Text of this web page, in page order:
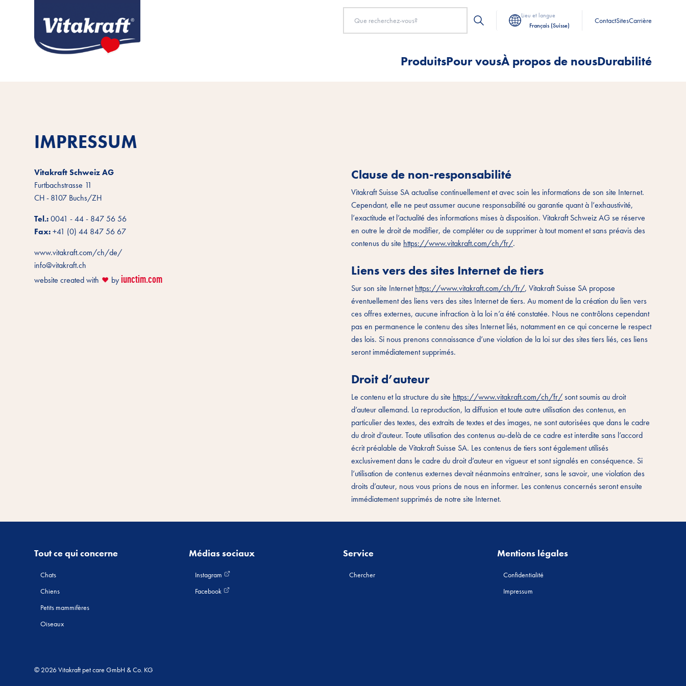
Lieu et langue
Français (Suisse)
ContactSitesCarrière
ProduitsPour vousÀ propos de nousDurabilité
IMPRESSUM
Vitakraft Schweiz AG
Furtbachstrasse 11
CH - 8107 Buchs/ZH
Tel.:0041 - 44 - 847 56 56
Fax:+41 (0) 44 847 56 67
www.vitakraft.com/ch/de/
info@vitakraft.ch
website created with ❤️ by iunctim.com
Clause de non-responsabilité
Vitakraft Suisse SA actualise continuellement et avec soin les informations de son site Internet.
Cependant, elle ne peut assumer aucune responsabilité ou garantie quant à l’exhaustivité,
l’exactitude et l’actualité des informations mises à disposition. Vitakraft Schweiz AG se réserve
en outre le droit de modifier, de compléter ou de supprimer à tout moment et sans préavis des
contenus du site https://www.vitakraft.com/ch/fr/.
Liens vers des sites Internet de tiers
Sur son site Internethttps://www.vitakraft.com/ch/fr/, Vitakraft Suisse SA propose
éventuellement des liens vers des sites Internet de tiers. Au moment de la création du lien vers
ces offres externes, aucune infraction à la loi n’a été constatée. Nous ne contrôlons cependant
pas en permanence le contenu des sites Internet liés, notamment en ce qui concerne le respect
des lois. Si nous prenons connaissance d’une violation de la loi sur des sites tiers liés, ces liens
seront immédiatement supprimés.
Droit d’auteur
Le contenu et la structure du site https://www.vitakraft.com/ch/fr/sont soumis au droit
d’auteur allemand. La reproduction, la diffusion et toute autre utilisation des contenus, en
particulier des textes, des extraits de textes et des images, ne sont autorisées que dans le cadre
du droit d’auteur. Toute utilisation des contenus au-delà de ce cadre est interdite sans l’accord
écrit préalable de Vitakraft Suisse SA. Les contenus de tiers sont également utilisés
exclusivement dans le cadre du droit d’auteur en vigueur et sont signalés en conséquence. Si
l’utilisation de contenus externes devait néanmoins entraîner, sans le savoir, une violation des
droits d’auteur, nous vous prions de nous en informer. Les contenus concernés seront ensuite
immédiatement supprimés de notre site Internet.
Tout ce qui concerne
Chats
Chiens
Petits mammifères
Oiseaux
Médias sociaux
Instagram
Facebook
Service
Chercher
Mentions légales
Confidentialité
Impressum
© 2026 Vitakraft pet care GmbH & Co. KG